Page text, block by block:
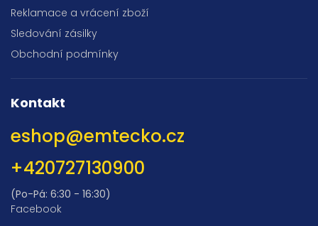
Reklamace a vrácení zboží
Sledování zásilky
Obchodní podmínky
Kontakt
eshop@emtecko.cz
+420727130900
(Po-Pá: 6:30 - 16:30)
Facebook